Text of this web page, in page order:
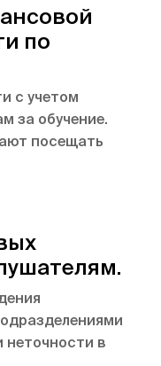
по
с учетом
за обучение.
посещать
неточности в